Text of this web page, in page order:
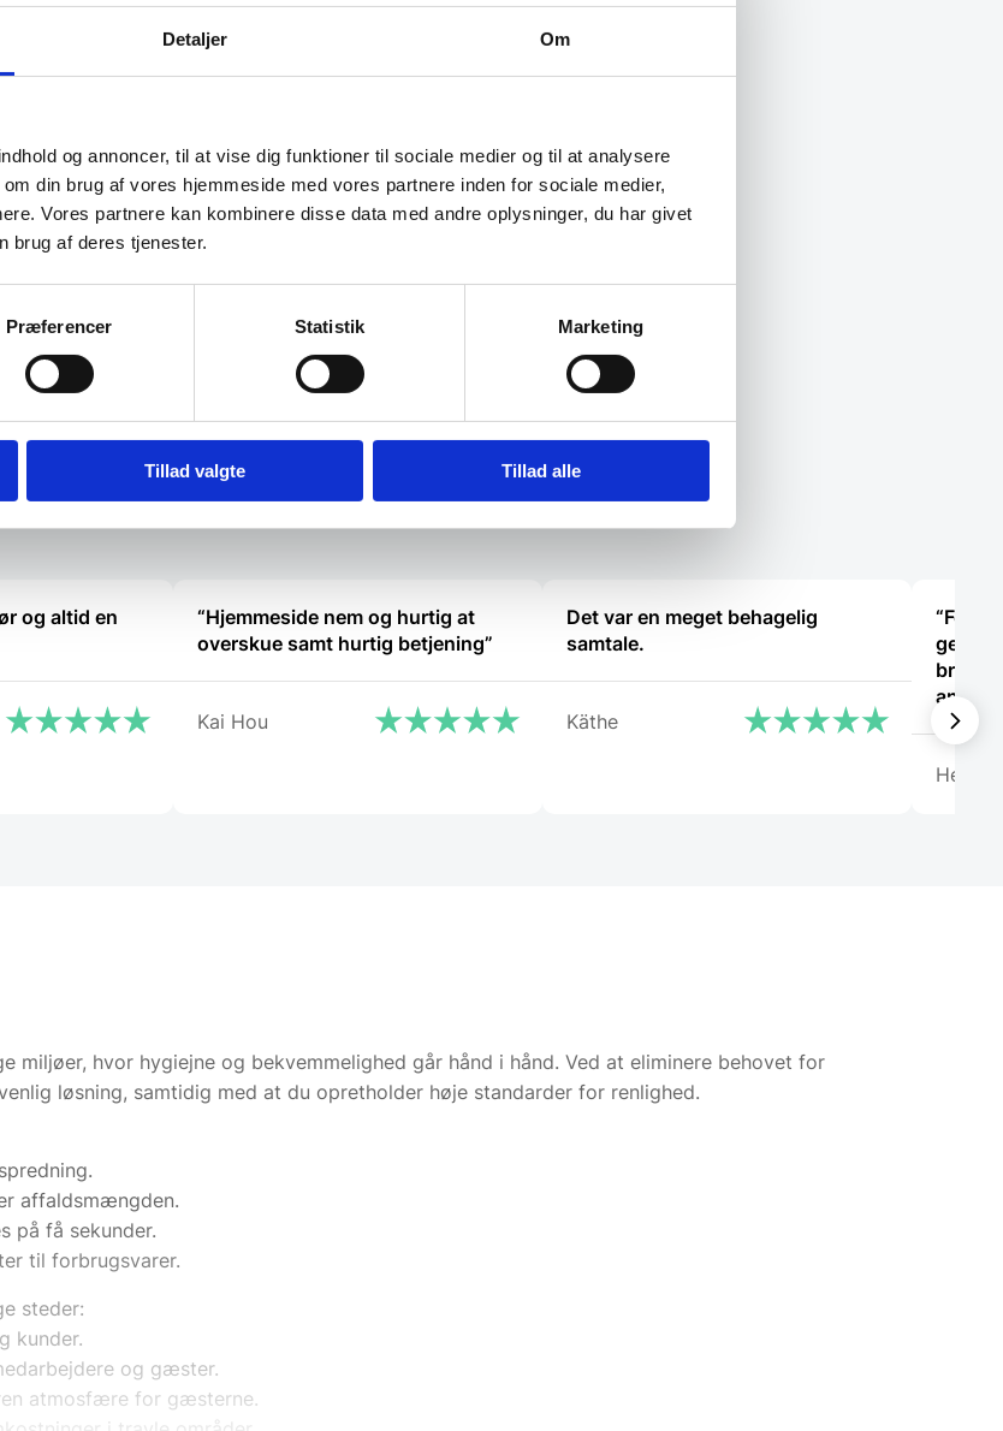
Detaljer Om
og annoncer, til at vise dig funktioner til sociale medier og til at analysere
din brug af vores hjemmeside med vores partnere inden for sociale medier,
Vores partnere kan kombinere disse data med andre oplysninger, du har givet
brug af deres tjenester.
Præferencer Statistik Marketing
Tillad valgte Tillad alle
håndtørring med
Den…
16.995,00DKK
og altid en
“Hjemmeside nem og hurtig at
overskue samt hurtig betjening”
Kai Hou
Det var en meget behagelig
samtale.
Käthe
“Fedt
gerne
Henrik
miljøer, hvor hygiejne og bekvemmelighed går hånd i hånd. Ved at eliminere behovet for
løsning, samtidig med at du opretholder høje standarder for renlighed.
affaldsmængden.
på få sekunder.
til forbrugsvarer.
steder:
kunder.
og gæster.
atmosfære for gæsterne.